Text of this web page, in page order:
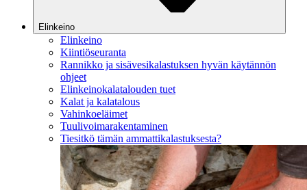
Elinkeino
Elinkeino
Kiintiöseuranta
Rannikko ja sisävesikalastuksen hyvän käytännön
ohjeet
Elinkeinokalatalouden tuet
Kalat ja kalatalous
Vahinkoeläimet
Tuulivoimarakentaminen
Tiesitkö tämän ammattikalastuksesta?